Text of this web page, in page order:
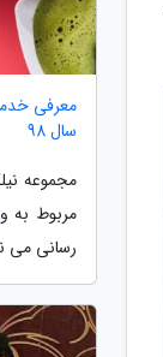
معرفی
سال 98
مجموعه
مربوط به
رسانی می